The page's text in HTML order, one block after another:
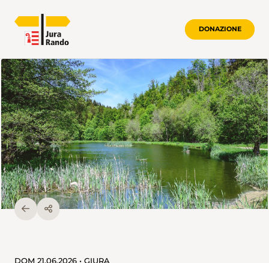
DONAZIONE
DOM 21.06.2026 • GIURA